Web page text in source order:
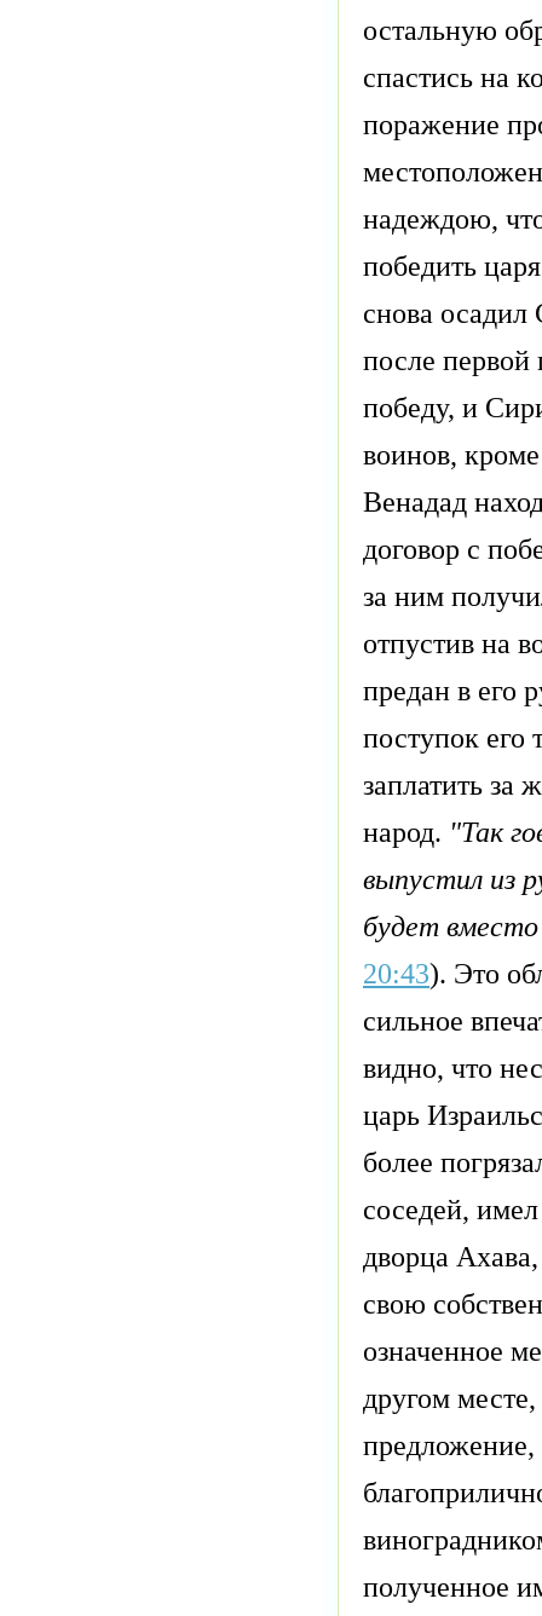
остальную
спастись на
поражение
надеждою,
победить
снова осадил
после первой
победу, и
воинов,
Венадад
договор с
за ним
отпустив на
предан в его
поступок его
заплатить за
народ. "Так
выпустил из
будет
20:43). Это
сильное
видно, что
царь
более
соседей,
дворца
свою
означенное
другом
полученное